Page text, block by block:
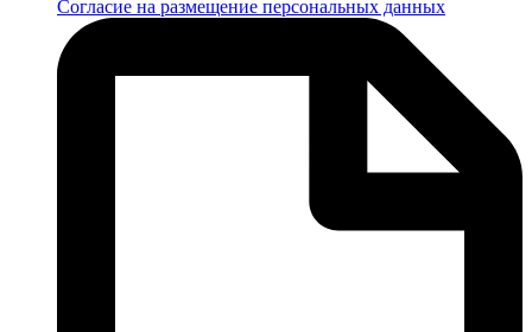
Согласие на размещение персональных данных